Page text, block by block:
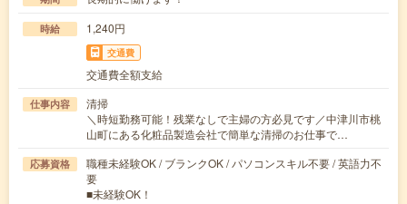
時給 1,240円
交通費
交通費全額支給
仕事内容
清掃
＼時短勤務可能！残業なしで主婦の方必見です／中津川市桃
山町にある化粧品製造会社で簡単な清掃のお仕事で…
応募資格
職種未経験OK / ブランクOK / パソコンスキル不要 / 英語力不
要
■未経験OK！